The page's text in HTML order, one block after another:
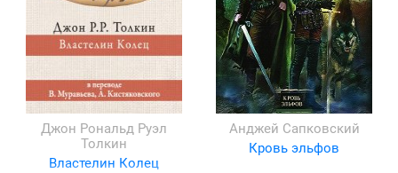
Джон Рональд Руэл
Толкин
Властелин Колец
Анджей Сапковский
Кровь эльфов